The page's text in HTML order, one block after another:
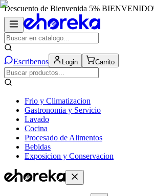
Descuento de Bienvenida 5% BIENVENIDO
Escribenos Login Carrito
Frio y Climatizacion
Gastronomia y Servicio
Lavado
Cocina
Procesado de Alimentos
Bebidas
Exposicion y Conservacion